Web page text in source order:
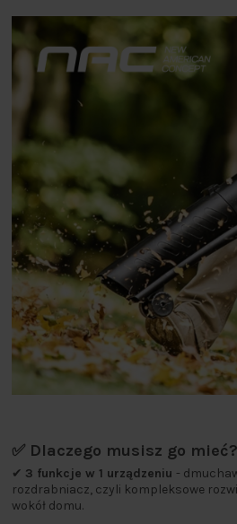
✅ Dlaczego musisz go mieć?
✔ 3 funkcje w 1 urządzeniu -
rozdrabniacz, czyli kompleksowe
wokół domu.